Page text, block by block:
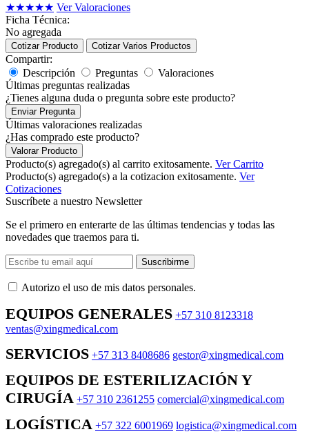
★★★★★ Ver Valoraciones
Ficha Técnica:
No agregada
Cotizar Producto Cotizar Varios Productos
Compartir:
Descripción
Preguntas
Valoraciones
Últimas preguntas realizadas
¿Tienes alguna duda o pregunta sobre este producto?
Enviar Pregunta
Últimas valoraciones realizadas
¿Has comprado este producto?
Valorar Producto
Producto(s) agregado(s) al carrito exitosamente. Ver Carrito
Producto(s) agregado(s) a la cotizacion exitosamente. Ver
Cotizaciones
Suscríbete a nuestro Newsletter
Se el primero en enterarte de las últimas tendencias y todas las
novedades que traemos para ti.
Suscribirme
Autorizo ​​el uso de mis datos personales.
EQUIPOS GENERALES +57 310 8123318
ventas@xingmedical.com
SERVICIOS +57 313 8408686 gestor@xingmedical.com
EQUIPOS DE ESTERILIZACIÓN Y
CIRUGÍA +57 310 2361255 comercial@xingmedical.com
LOGÍSTICA +57 322 6001969 logistica@xingmedical.com